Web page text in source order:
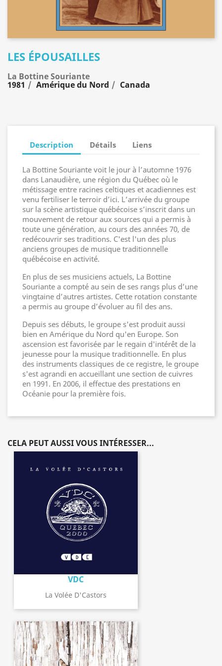
LES ÉPOUSAILLES
La Bottine Souriante
1981 Amérique du Nord Canada
Description Détails Liens
La Bottine Souriante voit le jour à l’automne 1976
dans Lanaudière, une région du Québec où le
métissage entre racines celtiques et acadiennes est
venu fertiliser le terroir d’ici. L’arrivée du groupe
sur la scène artistique québécoise s’inscrit dans un
mouvement de retour aux sources qui a permis à
toute une génération, au cours des années 70, de
redécouvrir ses traditions. C'est l'un des plus
anciens groupes de musique traditionnelle
québécoise en activité.
En plus de ses musiciens actuels, La Bottine
Souriante a compté au sein de ses rangs plus d’une
vingtaine d’autres artistes. Cette rotation constante
a permis au groupe d’évoluer au fil des ans.
Depuis ses débuts, le groupe s'est produit aussi
bien en Amérique du Nord qu'en Europe. Son
ascension est favorisée par le regain d'intérêt de la
jeunesse pour la musique traditionnelle. En plus
des instruments classiques de ce registre, le groupe
s'est agrandi en accueillant une section de cuivres
en 1991. En 2006, il effectue des prestations en
Océanie pour la première fois.
CELA PEUT AUSSI VOUS INTÉRESSER...
VDC
La Volée D'Castors